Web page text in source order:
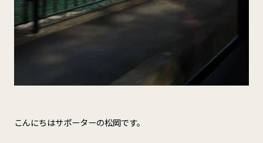
こんにちはサポーターの松岡です。